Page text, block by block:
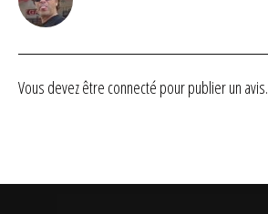
Vous devez être connecté pour publier un avis.